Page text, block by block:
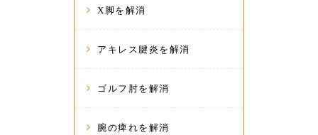
X脚を解消
アキレス腱炎を解消
ゴルフ肘を解消
腕の痺れを解消